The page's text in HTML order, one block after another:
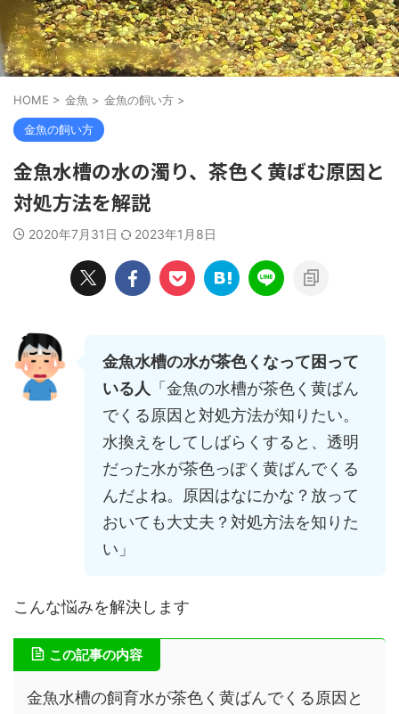
HOME > 金魚 > 金魚の飼い方 >
金魚の飼い方
金魚水槽の水の濁り、茶色く黄ばむ原因と
対処方法を解説
2020年7月31日 2023年1月8日
金魚水槽の水が茶色くなって困って
いる人 「金魚の水槽が茶色く黄ばん
でくる原因と対処方法が知りたい。
水換えをしてしばらくすると、透明
だった水が茶色っぽく黄ばんでくる
んだよね。原因はなにかな？放って
おいても大丈夫？対処方法を知りた
い」
こんな悩みを解決します
この記事の内容
金魚水槽の飼育水が茶色く黄ばんでくる原因と